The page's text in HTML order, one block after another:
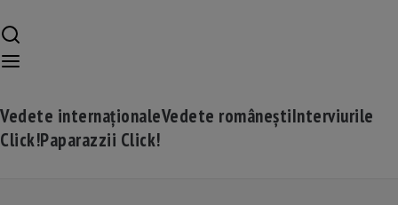
Vedete internaționaleVedete româneștiInterviurile
Click!Paparazzii Click!